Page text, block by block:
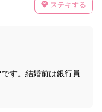
ステキする
す。結婚前は銀行員